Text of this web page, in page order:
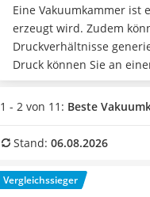
AEG-Waschmaschine
Saug-Wisch-Roboter
Handstaubsauger
Milchaufschäumer
Kondenstrockner
Reiskocher
Tierhaarstaubsauger
Nespresso-Maschine
Messerschärfer
Eine Vakuumkammer ist
erzeugt wird. Zudem können
Druckverhältnisse
Druck können Sie an
der beschriebenen
Entgasung. Auch
zeigen.Wählen Sie jetzt
beständig gegen
August 2026 besonders
1 - 2 von 11: Beste
Stand: 06.08.2026
Vergleichssieger